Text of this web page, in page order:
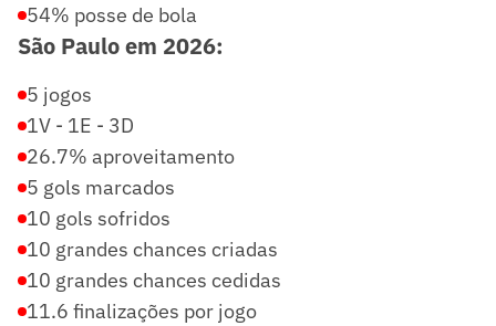
54% posse de bola
São Paulo em 2026:
5 jogos
1V - 1E - 3D
26.7% aproveitamento
5 gols marcados
10 gols sofridos
10 grandes chances criadas
10 grandes chances cedidas
11.6 finalizações por jogo